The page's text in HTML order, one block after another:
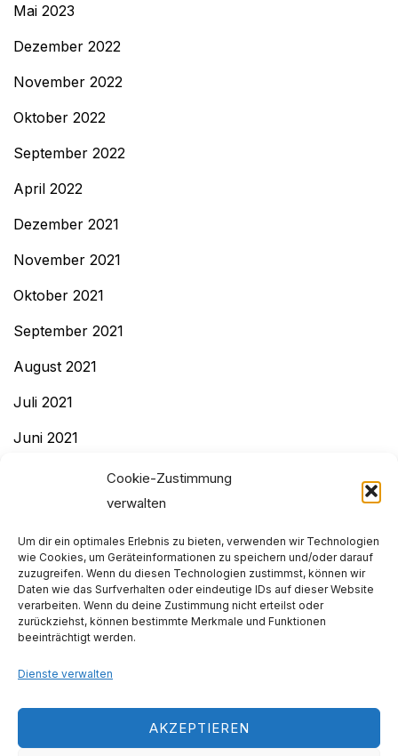
Cookie-Zustimmung
verwalten
Um dir ein optimales Erlebnis zu bieten, verwenden wir Technologien
wie Cookies, um Geräteinformationen zu speichern und/oder darauf
zuzugreifen. Wenn du diesen Technologien zustimmst, können wir
Daten wie das Surfverhalten oder eindeutige IDs auf dieser Website
verarbeiten. Wenn du deine Zustimmung nicht erteilst oder
zurückziehst, können bestimmte Merkmale und Funktionen
beeinträchtigt werden.
Dienste verwalten
AKZEPTIEREN
Mai 2023
Dezember 2022
November 2022
Oktober 2022
September 2022
April 2022
Dezember 2021
November 2021
Oktober 2021
September 2021
August 2021
Juli 2021
Juni 2021
Dezember 2020
November 2020
Dezember 2019
Impressum & Datenschutz